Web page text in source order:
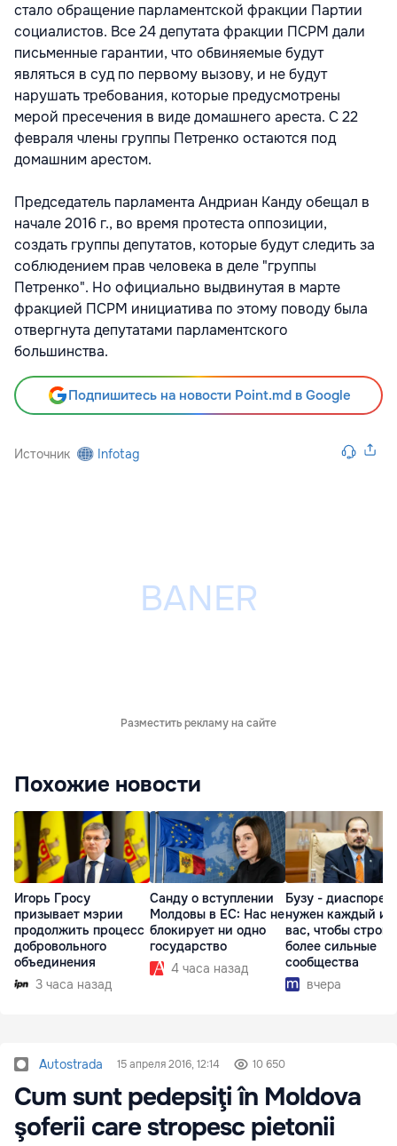
стало обращение парламентской фракции Партии
социалистов. Все 24 депутата фракции ПСРМ дали
письменные гарантии, что обвиняемые будут
являться в суд по первому вызову, и не будут
нарушать требования, которые предусмотрены
мерой пресечения в виде домашнего ареста. С 22
февраля члены группы Петренко остаются под
домашним арестом.
Председатель парламента Андриан Канду обещал в
начале 2016 г., во время протеста оппозиции,
создать группы депутатов, которые будут следить за
соблюдением прав человека в деле "группы
Петренко". Но официально выдвинутая в марте
фракцией ПСРМ инициатива по этому поводу была
отвергнута депутатами парламентского
большинства.
Подпишитесь на новости Point.md в Google
Источник Infotag
Разместить рекламу на сайте
Похожие новости
Игорь Гросу
призывает мэрии
продолжить процесс
добровольного
объединения
3 часа назад
Санду о вступлении
Молдовы в ЕС: Нас не
блокирует ни одно
государство
4 часа назад
Бузу - диаспоре:
нужен каждый из
вас, чтобы
более сильные
сообщества
вчера
Autostrada 15 апреля 2016, 12:14 10 650
Cum sunt pedepsiţi în Moldova
şoferii care stropesc pietonii